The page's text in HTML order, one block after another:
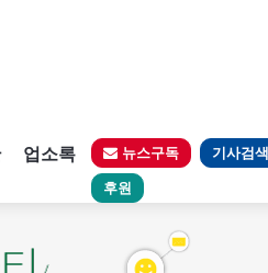
업소록 뉴스구독 기사검색
후원